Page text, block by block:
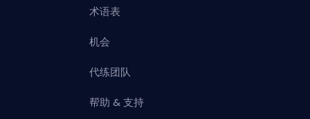
术语表
机会
代练团队
帮助 & 支持